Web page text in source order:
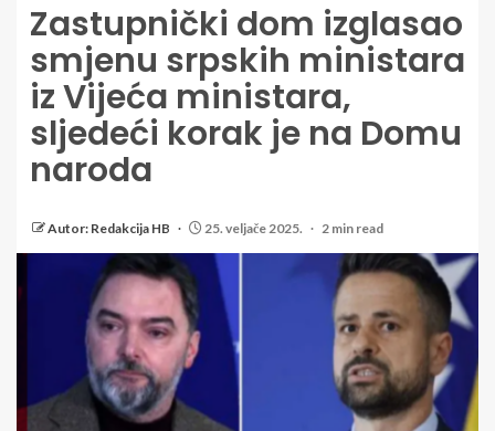
Zastupnički dom izglasao
smjenu srpskih ministara
iz Vijeća ministara,
sljedeći korak je na Domu
naroda
Autor: Redakcija HB 25. veljače 2025. 2 min read